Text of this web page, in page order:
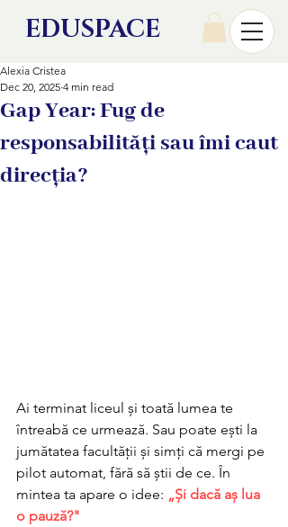
EDUSPACE
Gap Year: Fug de
responsabilități sau îmi caut
direcția?
Alexia Cristea
Dec 20, 2025 4 min read
Ai terminat liceul și toată lumea te
întreabă ce urmează. Sau poate ești la
jumătatea facultății și simți că mergi pe
pilot automat, fără să știi de ce. În
mintea ta apare o idee: „Și dacă aș lua
o pauză?"